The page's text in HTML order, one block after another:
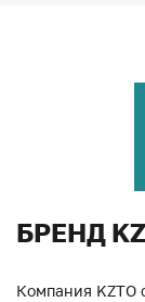
БРЕНД
Компания KZTO